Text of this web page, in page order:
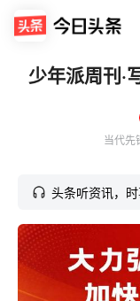
少年派周刊·
当代先
头条听资讯，